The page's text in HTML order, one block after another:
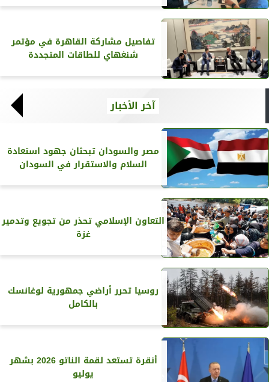
تفاصيل مشاركة القاهرة في مؤتمر
شنغهاي للطاقات المتجددة
آخر الأخبار
مصر والسودان تبحثان جهود استعادة
السلام والاستقرار في السودان
التعاون الإسلامي تحذر من تجويع وتدمير
غزة
روسيا تحرر أراضي جمهورية لوغانسك
بالكامل
أنقرة تستعد لقمة الناتو 2026 بشهر
يوليو